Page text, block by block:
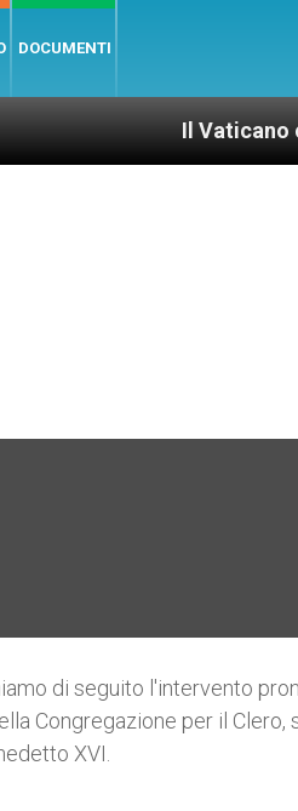
DOCUMENTI
Il Vaticano offre 20
di seguito l'intervento
Congregazione per il Clero,
XVI.